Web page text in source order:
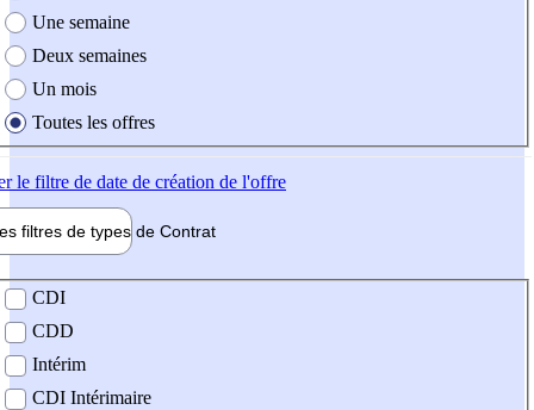
Une semaine
Deux semaines
Un mois
Toutes les offres
le filtre de date de création de l'offre
filtres de types de Contrat
contrat
CDI
CDD
Intérim
CDI Intérimaire